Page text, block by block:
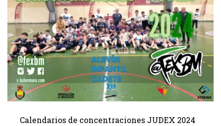
Calendarios de concentraciones JUDEX 2024